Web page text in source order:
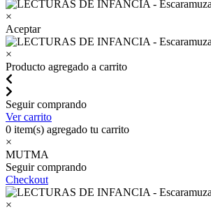
×
Aceptar
×
Producto agregado a carrito
Seguir comprando
Ver carrito
0 item(s) agregado tu carrito
×
MUTMA
Seguir comprando
Checkout
×